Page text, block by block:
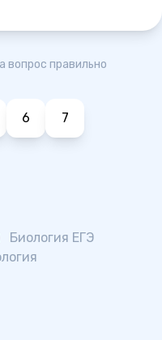
вопрос правильно
6 7
Биология ЕГЭ